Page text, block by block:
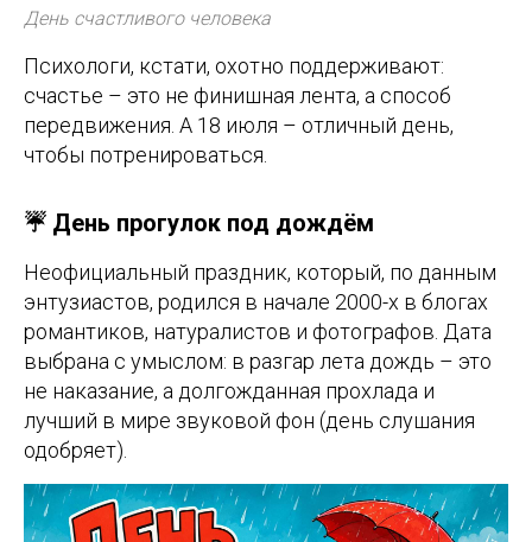
День счастливого человека
Психологи, кстати, охотно поддерживают:
счастье – это не финишная лента, а способ
передвижения. А 18 июля – отличный день,
чтобы потренироваться.
☔ День прогулок под дождём
Неофициальный праздник, который, по данным
энтузиастов, родился в начале 2000-х в блогах
романтиков, натуралистов и фотографов. Дата
выбрана с умыслом: в разгар лета дождь – это
не наказание, а долгожданная прохлада и
лучший в мире звуковой фон (день слушания
одобряет).